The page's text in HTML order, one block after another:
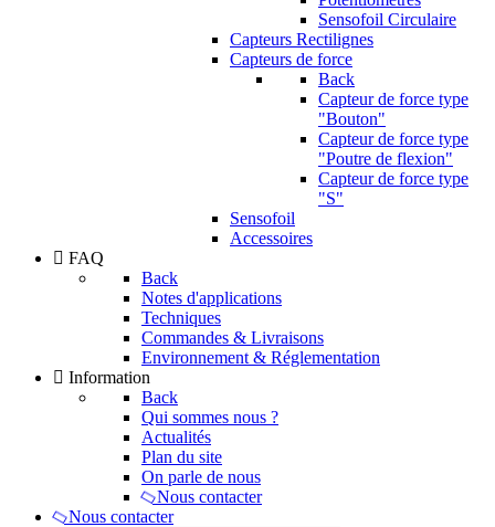
Sensofoil Circulaire
Capteurs Rectilignes
Capteurs de force
Back
Capteur de force type
"Bouton"
Capteur de force type
"Poutre de flexion"
Capteur de force type
"S"
Sensofoil
Accessoires
FAQ
Back
Notes d'applications
Techniques
Commandes & Livraisons
Environnement & Réglementation
Information
Back
Qui sommes nous ?
Actualités
Plan du site
On parle de nous
Nous contacter
Nous contacter